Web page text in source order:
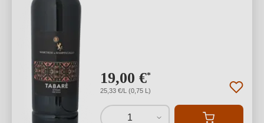
19,00 €*
25,33 €/L (0,75 L)
1